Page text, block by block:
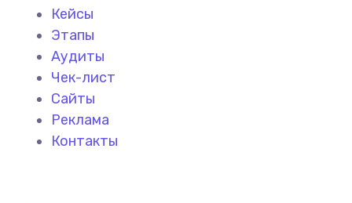
Кейсы
Этапы
Аудиты
Чек-лист
Сайты
Реклама
Контакты